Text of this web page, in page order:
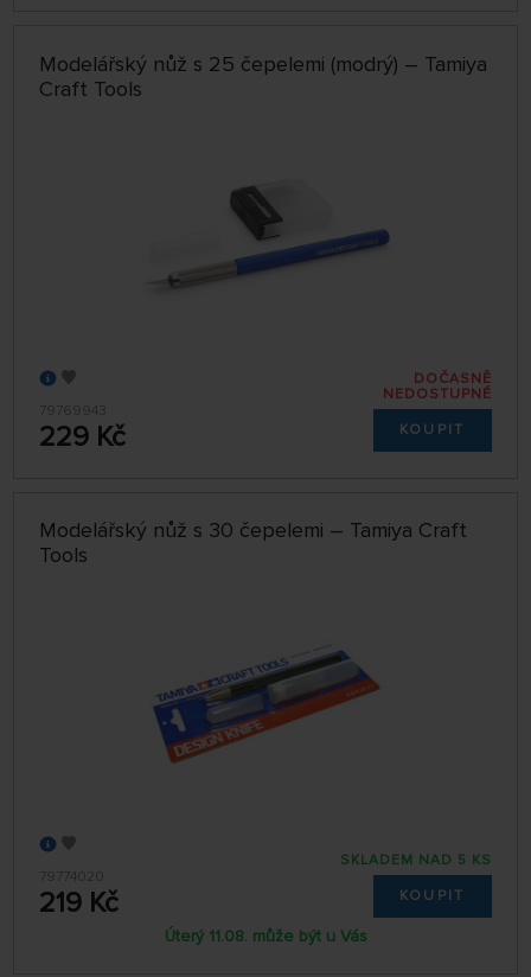
Modelářský nůž s 25 čepelemi (modrý) – Tamiya
Craft Tools
79769943
229 Kč
DOČASNĚ
NEDOSTUPNÉ
KOUPIT
Modelářský nůž s 30 čepelemi – Tamiya Craft
Tools
79774020
219 Kč
SKLADEM NAD 5 KS
KOUPIT
Úterý 11.08. může být u Vás